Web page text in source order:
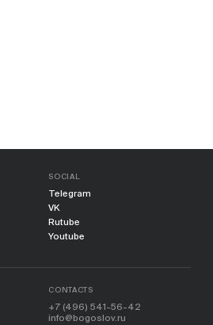
SOCIAL
Telegram
VK
Rutube
Youtube
CONTACTS
+7 (496) 541-56-42
info@bogoslov.ru